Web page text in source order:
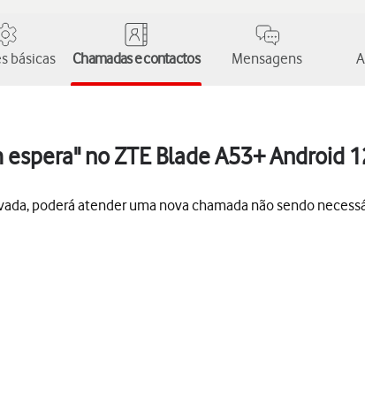
básicas Chamadas e contactos Mensagens
no ZTE Blade A53+ Android
poderá atender uma nova chamada não sendo